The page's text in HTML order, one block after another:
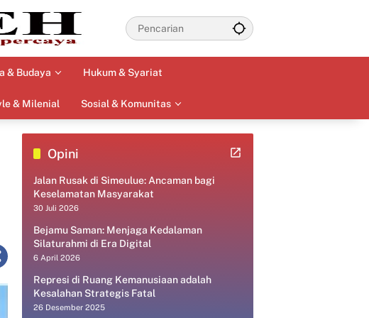
& Budaya Hukum & Syariat
& Milenial Sosial & Komunitas
Opini
Jalan Rusak di Simeulue: Ancaman bagi
Keselamatan Masyarakat
30 Juli 2026
Bejamu Saman: Menjaga Kedalaman
Silaturahmi di Era Digital
6 April 2026
Represi di Ruang Kemanusiaan adalah
Kesalahan Strategis Fatal
26 Desember 2025